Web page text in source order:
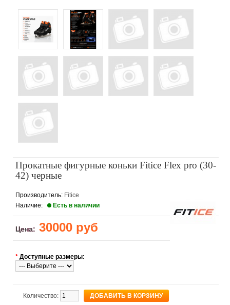
Прокатные фигурные коньки Fitice Flex pro (30-
42) черные
Производитель: Fitice
Наличие:
Есть в наличии
Цена: 30000 руб
* Доступные размеры:
Количество: